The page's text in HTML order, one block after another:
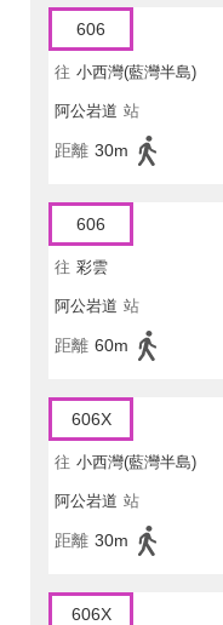
606
往 小西灣(藍灣半島)
阿公岩道 站
距離 30m
606
往 彩雲
阿公岩道 站
距離 60m
606X
往 小西灣(藍灣半島)
阿公岩道 站
距離 30m
606X